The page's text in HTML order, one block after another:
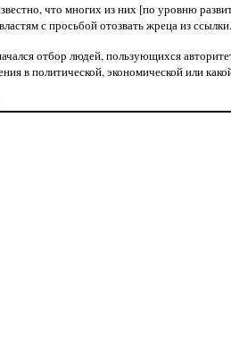
что многих из них [по уровню
с просьбой отозвать жреца из ссылки.
отбор людей, пользующихся
в политической, экономической или